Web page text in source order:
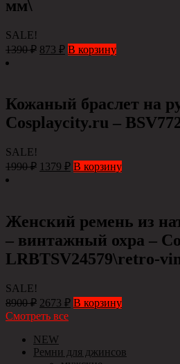
мм\
SALE!
1390₽ 873 ₽ В корзину
Кожаный браслет на
Сosplaycity.ru –
SALE!
1990₽ 1379 ₽ В корзину
Женский ремень из
– винтажный охра –
LRBTSV24579\retro-
SALE!
8900₽ 2673 ₽ В корзину
Смотреть все
NEW
Ремни для джинсов